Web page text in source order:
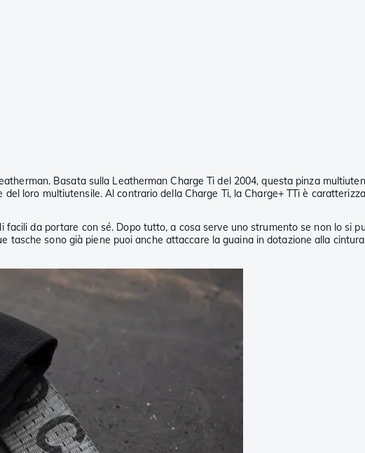
Basata sulla Leatherman Charge Ti del 2004, questa pinza
loro multiutensile. Al contrario della Charge Ti, la Charge+ TTi è
da portare con sé. Dopo tutto, a cosa serve uno strumento se non lo si
tasche sono già piene puoi anche attaccare la guaina in dotazione alla